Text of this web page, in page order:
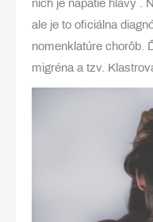
nich je napätie hlavy .
ale je to oficiálna
nomenklatúre chorôb.
migréna a tzv.